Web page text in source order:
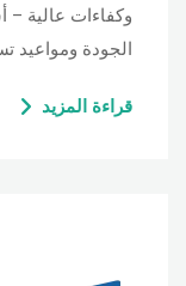
وكفاءات عالیة –
الجودة ومواعید
قراءة المزيد